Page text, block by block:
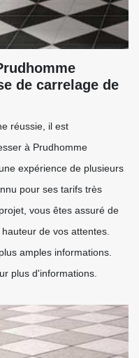
de carrelage de
réussie, il est
à Prudhomme
expérience de plusieurs
pour ses tarifs très
vous êtes assuré de
de vos attentes.
amples informations.
plus d'informations.